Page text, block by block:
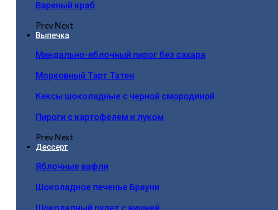
Вареный краб
PrevNext
Выпечка
Миндально-яблочный пирог без сахара
Морковный Тарт Татен
Кексы шоколадные с черной смородиной
Пироги c картофелем и луком
PrevNext
Дессерт
Яблочные вафли
Шоколадное печенье Брауни
Шоколадный рулет с вишней